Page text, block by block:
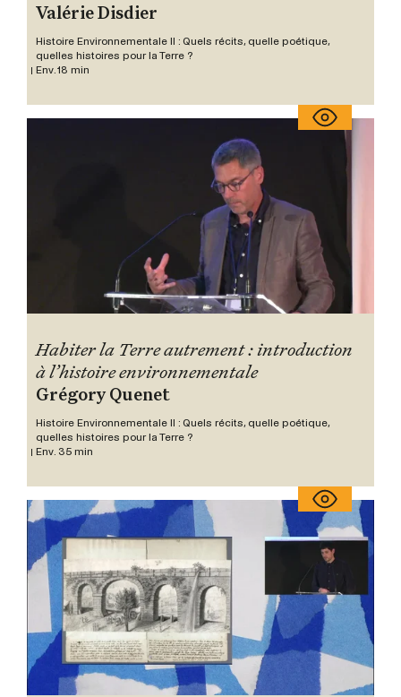
Valérie Disdier
Histoire Environnementale II : Quels récits, quelle poétique,
quelles histoires pour la Terre ?
Env. 18 min
Habiter la Terre autrement : introduction
à l’histoire environnementale
Grégory Quenet
Histoire Environnementale II : Quels récits, quelle poétique,
quelles histoires pour la Terre ?
Env. 35 min